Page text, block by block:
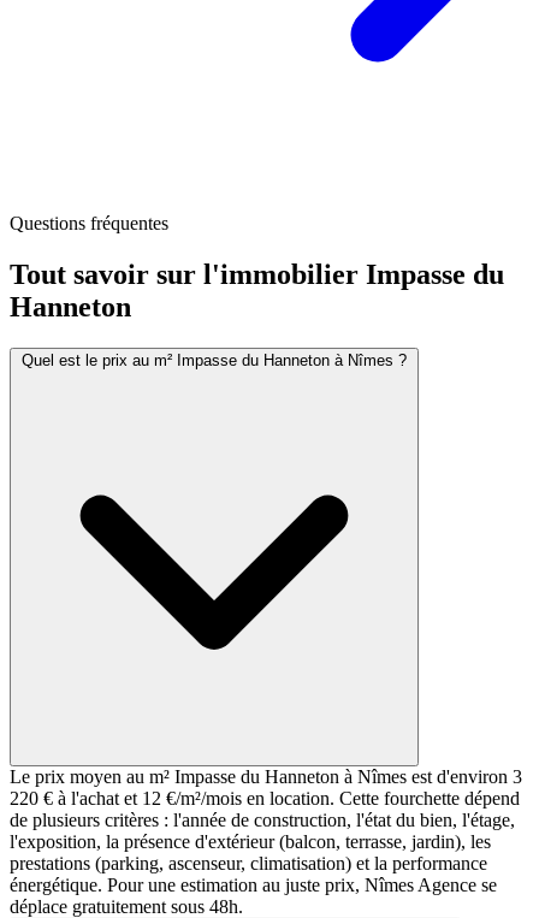
Questions fréquentes
Tout savoir sur l'immobilier Impasse du
Hanneton
Quel est le prix au m² Impasse du Hanneton à Nîmes ?
Le prix moyen au m² Impasse du Hanneton à Nîmes est d'environ 3
220 € à l'achat et 12 €/m²/mois en location. Cette fourchette dépend
de plusieurs critères : l'année de construction, l'état du bien, l'étage,
l'exposition, la présence d'extérieur (balcon, terrasse, jardin), les
prestations (parking, ascenseur, climatisation) et la performance
énergétique. Pour une estimation au juste prix, Nîmes Agence se
déplace gratuitement sous 48h.